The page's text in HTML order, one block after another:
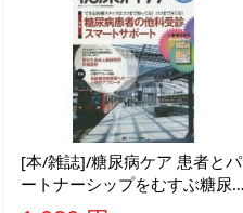
[本/雑誌]/糖尿病ケア 患者とパ
ートナーシップをむすぶ糖尿
病療養援助 Vol.12No.10(2015-